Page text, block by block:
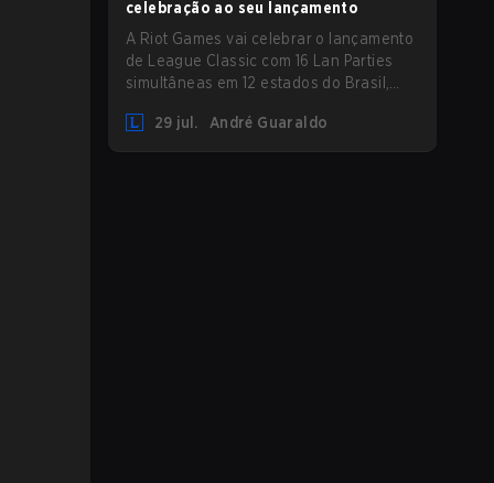
celebração ao seu lançamento
A Riot Games vai celebrar o lançamento
de League Classic com 16 Lan Parties
simultâneas em 12 estados do Brasil,
presenciais nos dias 01 e 02 de agosto.
29 jul. André Guaraldo